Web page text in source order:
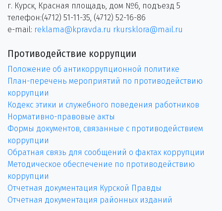
г. Курск, Красная площадь, дом №6, подъезд 5
телефон:(4712) 51-11-35, (4712) 52-16-86
e-mail: reklama@kpravda.ru rkursklora@mail.ru
Противодействие коррупции
Положение об антикоррупционной политике
План-перечень мероприятий по противодействию
коррупции
Кодекс этики и служебного поведения работников
Нормативно-правовые акты
Формы документов, связанные с противодействием
коррупции
Обратная связь для сообщений о фактах коррупции
Методическое обеспечение по противодействию
коррупции
Отчетная документация Курской Правды
Отчетная документация районных изданий